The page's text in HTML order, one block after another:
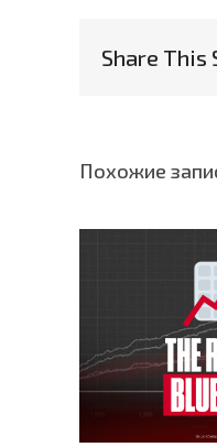
Share This
Похожие